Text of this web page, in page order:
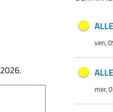
ven,
mer,